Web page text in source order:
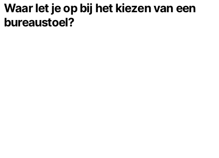
Waar let je op bij het kiezen van een
bureaustoel?